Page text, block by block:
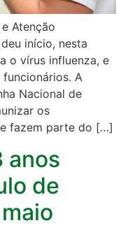
Atenção
início, nesta
o vírus influenza, e
A
Nacional de
os
fazem parte do […]
anos
de